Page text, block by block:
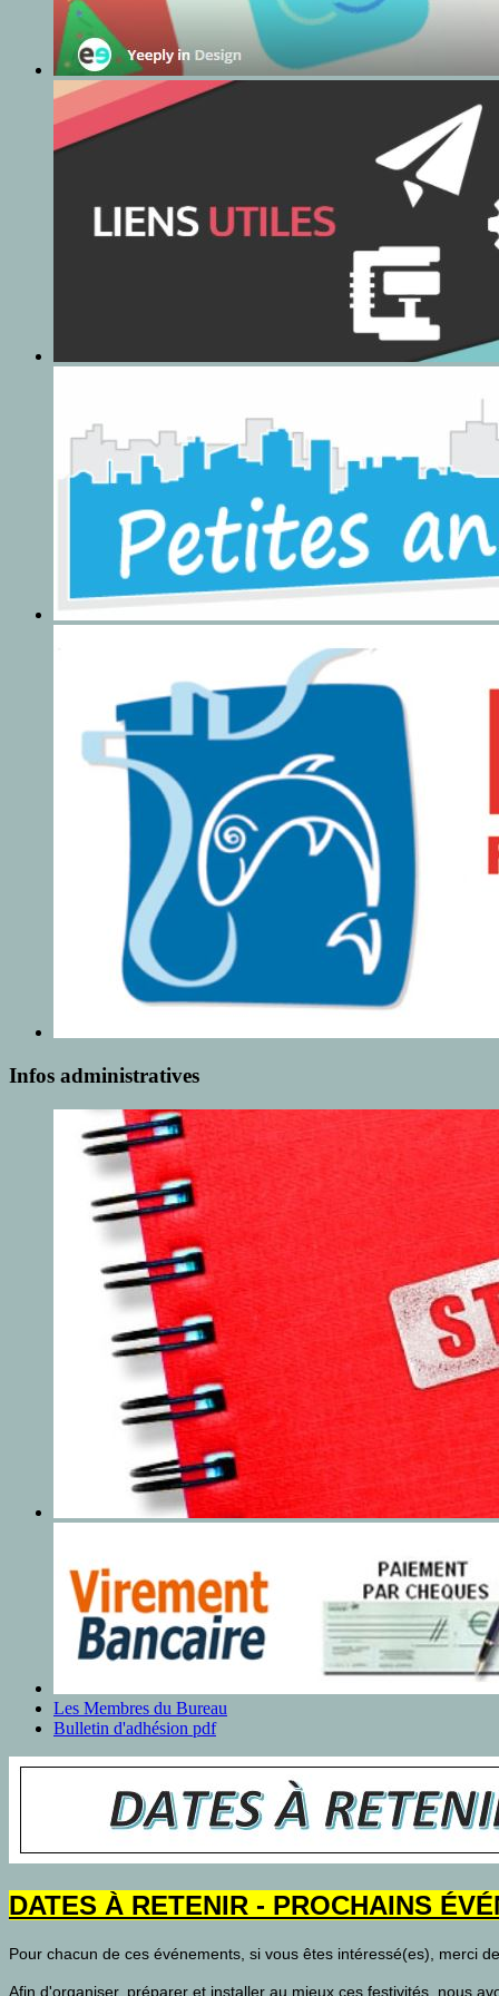
Infos administratives
Les Membres du Bureau
Bulletin d'adhésion pdf
DATES À RETENIR - PROCHAINS
Pour chacun de ces événements, si vous êtes intéressé(es), merci
Afin d'organiser, préparer et installer au mieux ces festivités, nous